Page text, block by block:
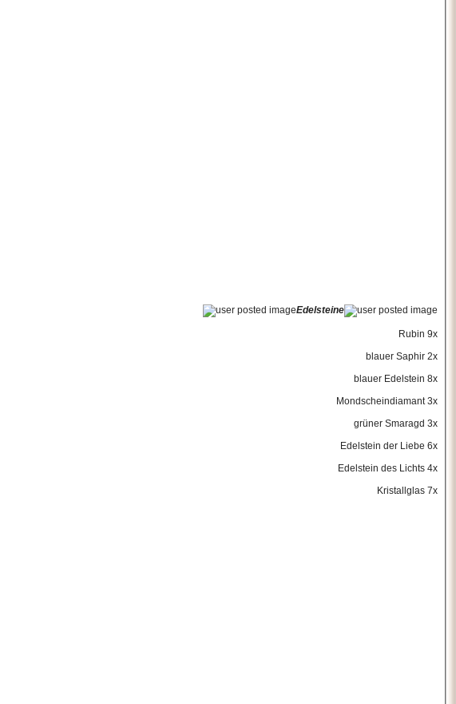
Edelsteine
Rubin 9x
blauer Saphir 2x
blauer Edelstein 8x
Mondscheindiamant 3x
grüner Smaragd 3x
Edelstein der Liebe 6x
Edelstein des Lichts 4x
Kristallglas 7x